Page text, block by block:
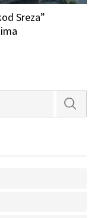
Sreza”